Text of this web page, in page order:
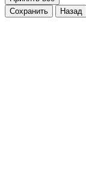
Сохранить
Назад